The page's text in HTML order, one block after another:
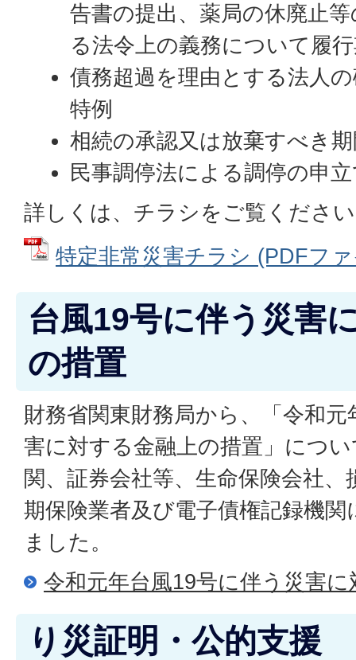
告書の提出、薬局の休廃止
る法令上の義務について履
債務超過を理由とする法人
特例
相続の承認又は放棄すべき
民事調停法による調停の申
詳しくは、チラシをご覧くださ
特定非常災害チラシ (PDFフ
台風19号に伴う災害
の措置
財務省関東財務局から、「令和
害に対する金融上の措置」につ
関、証券会社等、生命保険会社、
期保険業者及び電子債権記録機
ました。
令和元年台風19号に伴う災害
り災証明・公的支援